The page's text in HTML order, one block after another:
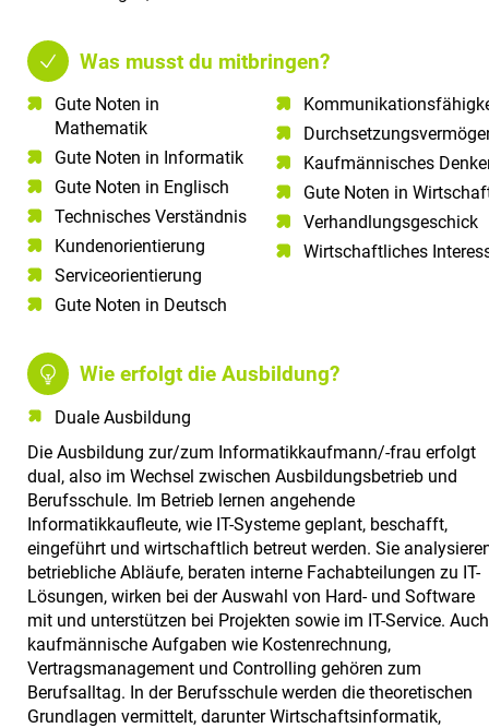
Was musst du mitbringen?
Gute Noten in
Mathematik​
Gute Noten in Informatik​
Gute Noten in Englisch​
Technisches Verständnis​
Kundenorientierung​
Serviceorientierung​
Gute Noten in Deutsch​
Kaufmännisches
Gute Noten in
Verhandlungsgeschick
Wirtschaftliches
Wie erfolgt die Ausbildung?
Duale Ausbildung
Die Ausbildung zur/zum Informatikkaufmann/-frau erfolgt
dual, also im Wechsel zwischen Ausbildungsbetrieb und
Berufsschule. Im Betrieb lernen angehende
Informatikkaufleute, wie IT-Systeme geplant, beschafft,
eingeführt und wirtschaftlich betreut werden. Sie
betriebliche Abläufe, beraten interne Fachabteilungen zu IT-
Lösungen, wirken bei der Auswahl von Hard- und Software
mit und unterstützen bei Projekten sowie im IT-Service. Auch
kaufmännische Aufgaben wie Kostenrechnung,
Vertragsmanagement und Controlling gehören zum
Berufsalltag. In der Berufsschule werden die theoretischen
Grundlagen vermittelt, darunter Wirtschaftsinformatik,